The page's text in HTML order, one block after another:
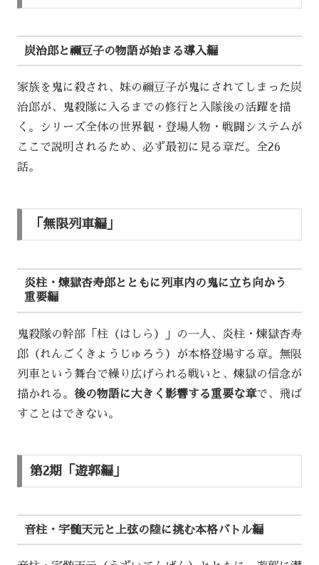
炭治郎と禰豆子の物語が始まる導入編
家族を鬼に殺され、妹の禰豆子が鬼にされてしまった炭
治郎が、鬼殺隊に入るまでの修行と入隊後の活躍を描
く。シリーズ全体の世界観・登場人物・戦闘システムが
ここで説明されるため、必ず最初に見る章だ。全26
話。
「無限列車編」
炎柱・煉獄杏寿郎とともに列車内の鬼に立ち向かう
重要編
鬼殺隊の幹部「柱（はしら）」の一人、炎柱・煉獄杏寿
郎（れんごくきょうじゅろう）が本格登場する章。無限
列車という舞台で繰り広げられる戦いと、煉獄の信念が
描かれる。 後の物語に大きく影響する重要な章で、飛ば
すことはできない。
第2期「遊郭編」
音柱・宇髄天元と上弦の陸に挑む本格バトル編